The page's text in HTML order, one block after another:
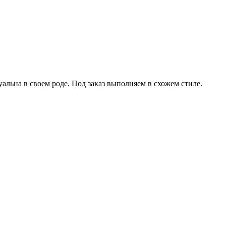
в своем роде. Под заказ выполняем в схожем стиле.